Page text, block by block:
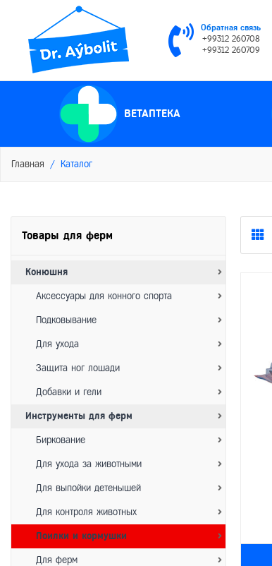
Обратная связь
+99312 260708
+99312 260709
ВЕТАПТЕКА
Главная Каталог
Товары для ферм
Конюшня
Аксессуары для конного спорта
Подковывание
Для ухода
Защита ног лошади
Добавки и гели
Инструменты для ферм
Биркование
Для ухода за животными
Для выпойки детенышей
Для контроля животных
Поилки и кормушки
Для ферм